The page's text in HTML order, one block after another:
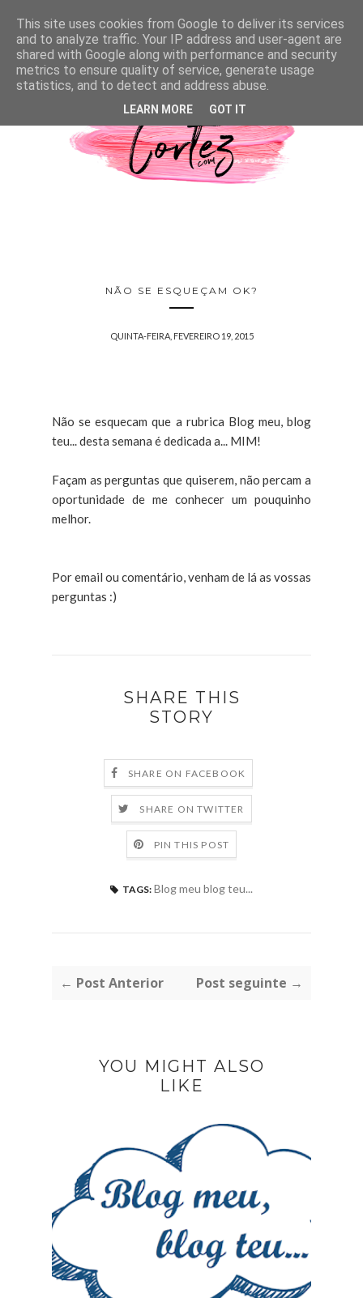
NÃO SE ESQUEÇAM OK?
QUINTA-FEIRA, FEVEREIRO 19, 2015
Não se esquecam que a rubrica Blog meu, blog
teu... desta semana é dedicada a... MIM!
Façam as perguntas que quiserem, não percam a
oportunidade de me conhecer um pouquinho
melhor.
Por email ou comentário, venham de lá as vossas
perguntas :)
SHARE THIS
STORY
SHARE ON FACEBOOK
SHARE ON TWITTER
PIN THIS POST
TAGS: Blog meu blog teu...
← Post Anterior Post seguinte →
YOU MIGHT ALSO
LIKE
This site uses cookies from Google to deliver its services
and to analyze traffic. Your IP address and user-agent are
shared with Google along with performance and security
metrics to ensure quality of service, generate usage
statistics, and to detect and address abuse.
LEARN MORE GOT IT